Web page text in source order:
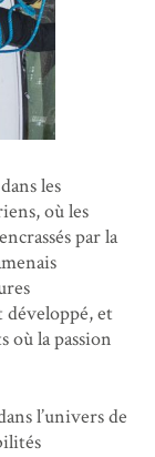
les
où les
par la
développé, et
où la passion
l’univers de